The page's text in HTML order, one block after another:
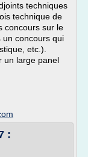
techniques
technique de
concours sur le
un concours qui
etc.).
un large panel
: